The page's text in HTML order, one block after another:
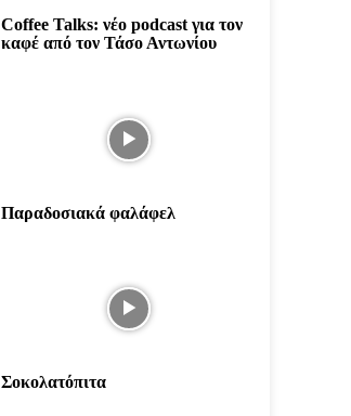
Coffee Talks: νέο podcast για τον
καφέ από τον Τάσο Αντωνίου
Παραδοσιακά φαλάφελ
Σοκολατόπιτα